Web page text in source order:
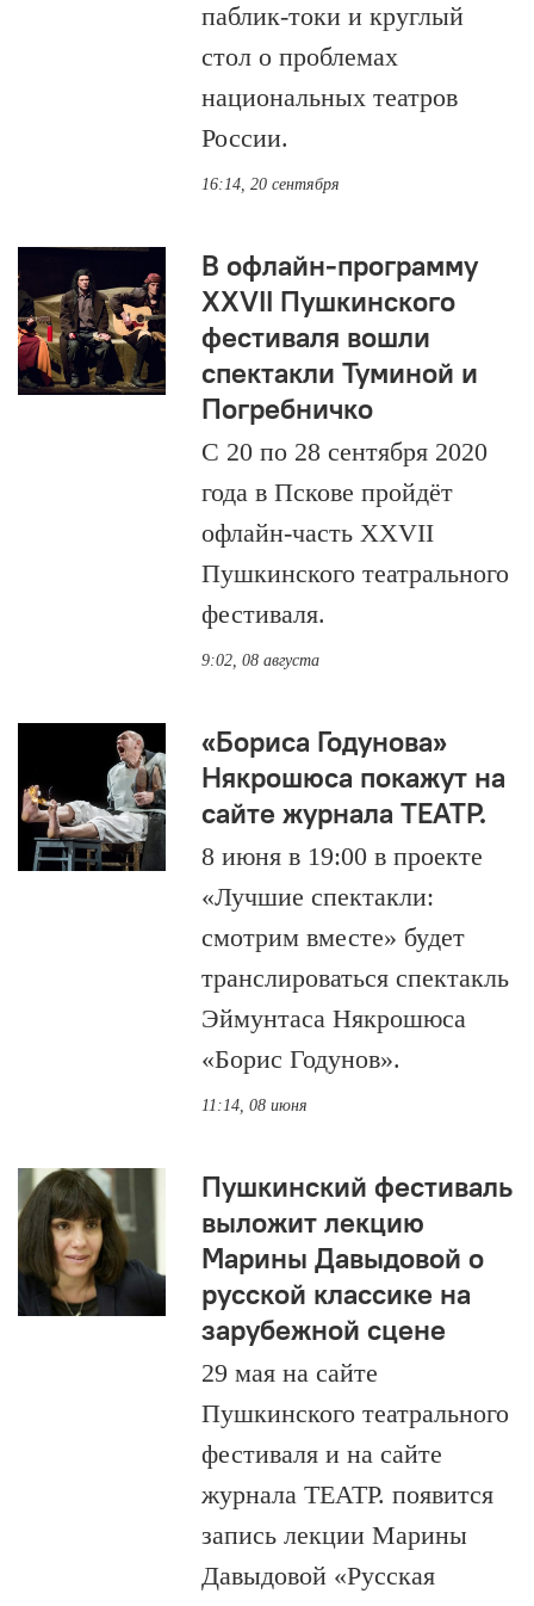
паблик-токи и круглый
стол о проблемах
национальных театров
России.
16:14, 20 сентября
В офлайн-программу
XXVII Пушкинского
фестиваля вошли
спектакли Туминой и
Погребничко
С 20 по 28 сентября 2020
года в Пскове пройдёт
офлайн-часть XXVII
Пушкинского театрального
фестиваля.
9:02, 08 августа
«Бориса Годунова»
Някрошюса покажут на
сайте журнала ТЕАТР.
8 июня в 19:00 в проекте
«Лучшие спектакли:
смотрим вместе» будет
транслироваться спектакль
Эймунтаса Някрошюса
«Борис Годунов».
11:14, 08 июня
Пушкинский фестиваль
выложит лекцию
Марины Давыдовой о
русской классике на
зарубежной сцене
29 мая на сайте
Пушкинского театрального
фестиваля и на сайте
журнала ТЕАТР. появится
запись лекции Марины
Давыдовой «Русская